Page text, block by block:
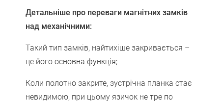
Детальніше про переваги магнітних замків
над механічними:
Такий тип замків, найтихіше закривається –
це його основна функція;
Коли полотно закрите, зустрічна планка стає
невидимою, при цьому язичок не тре по